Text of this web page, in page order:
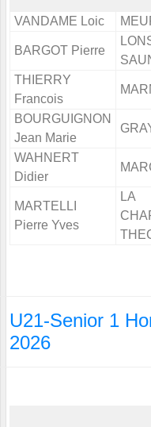
VANDAME Loic
BARGOT Pierre
THIERRY
Francois
BOURGUIGNON
Jean Marie
WAHNERT
Didier
MARTELLI
Pierre Yves
LA
U21-Senior 1
2026